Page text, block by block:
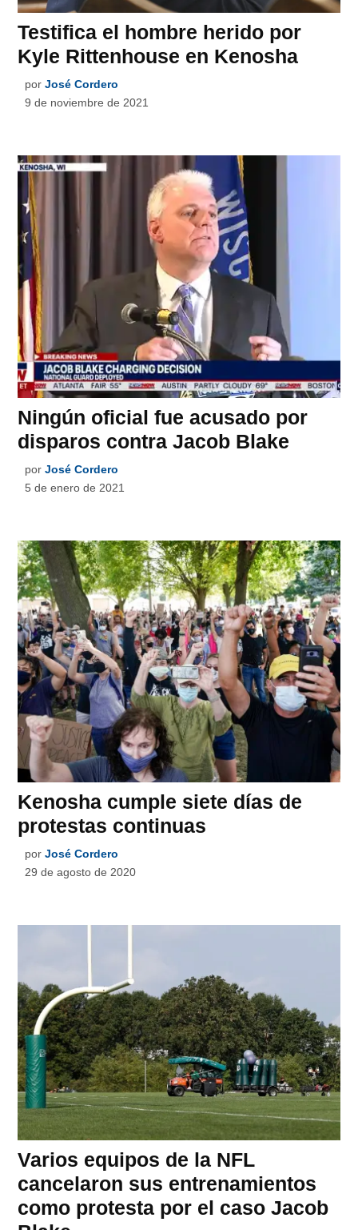
Testifica el hombre herido por
Kyle Rittenhouse en Kenosha
por José Cordero
9 de noviembre de 2021
Ningún oficial fue acusado por
disparos contra Jacob Blake
por José Cordero
5 de enero de 2021
Kenosha cumple siete días de
protestas continuas
por José Cordero
29 de agosto de 2020
Varios equipos de la NFL
cancelaron sus entrenamientos
como protesta por el caso Jacob